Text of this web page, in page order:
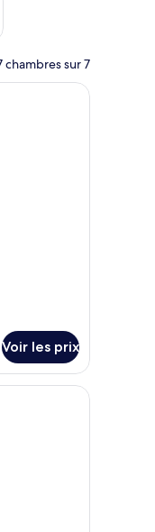
sur 7
du linge de lit blanc,
Voir les prix
recouvert de neige.
avec un lit, un